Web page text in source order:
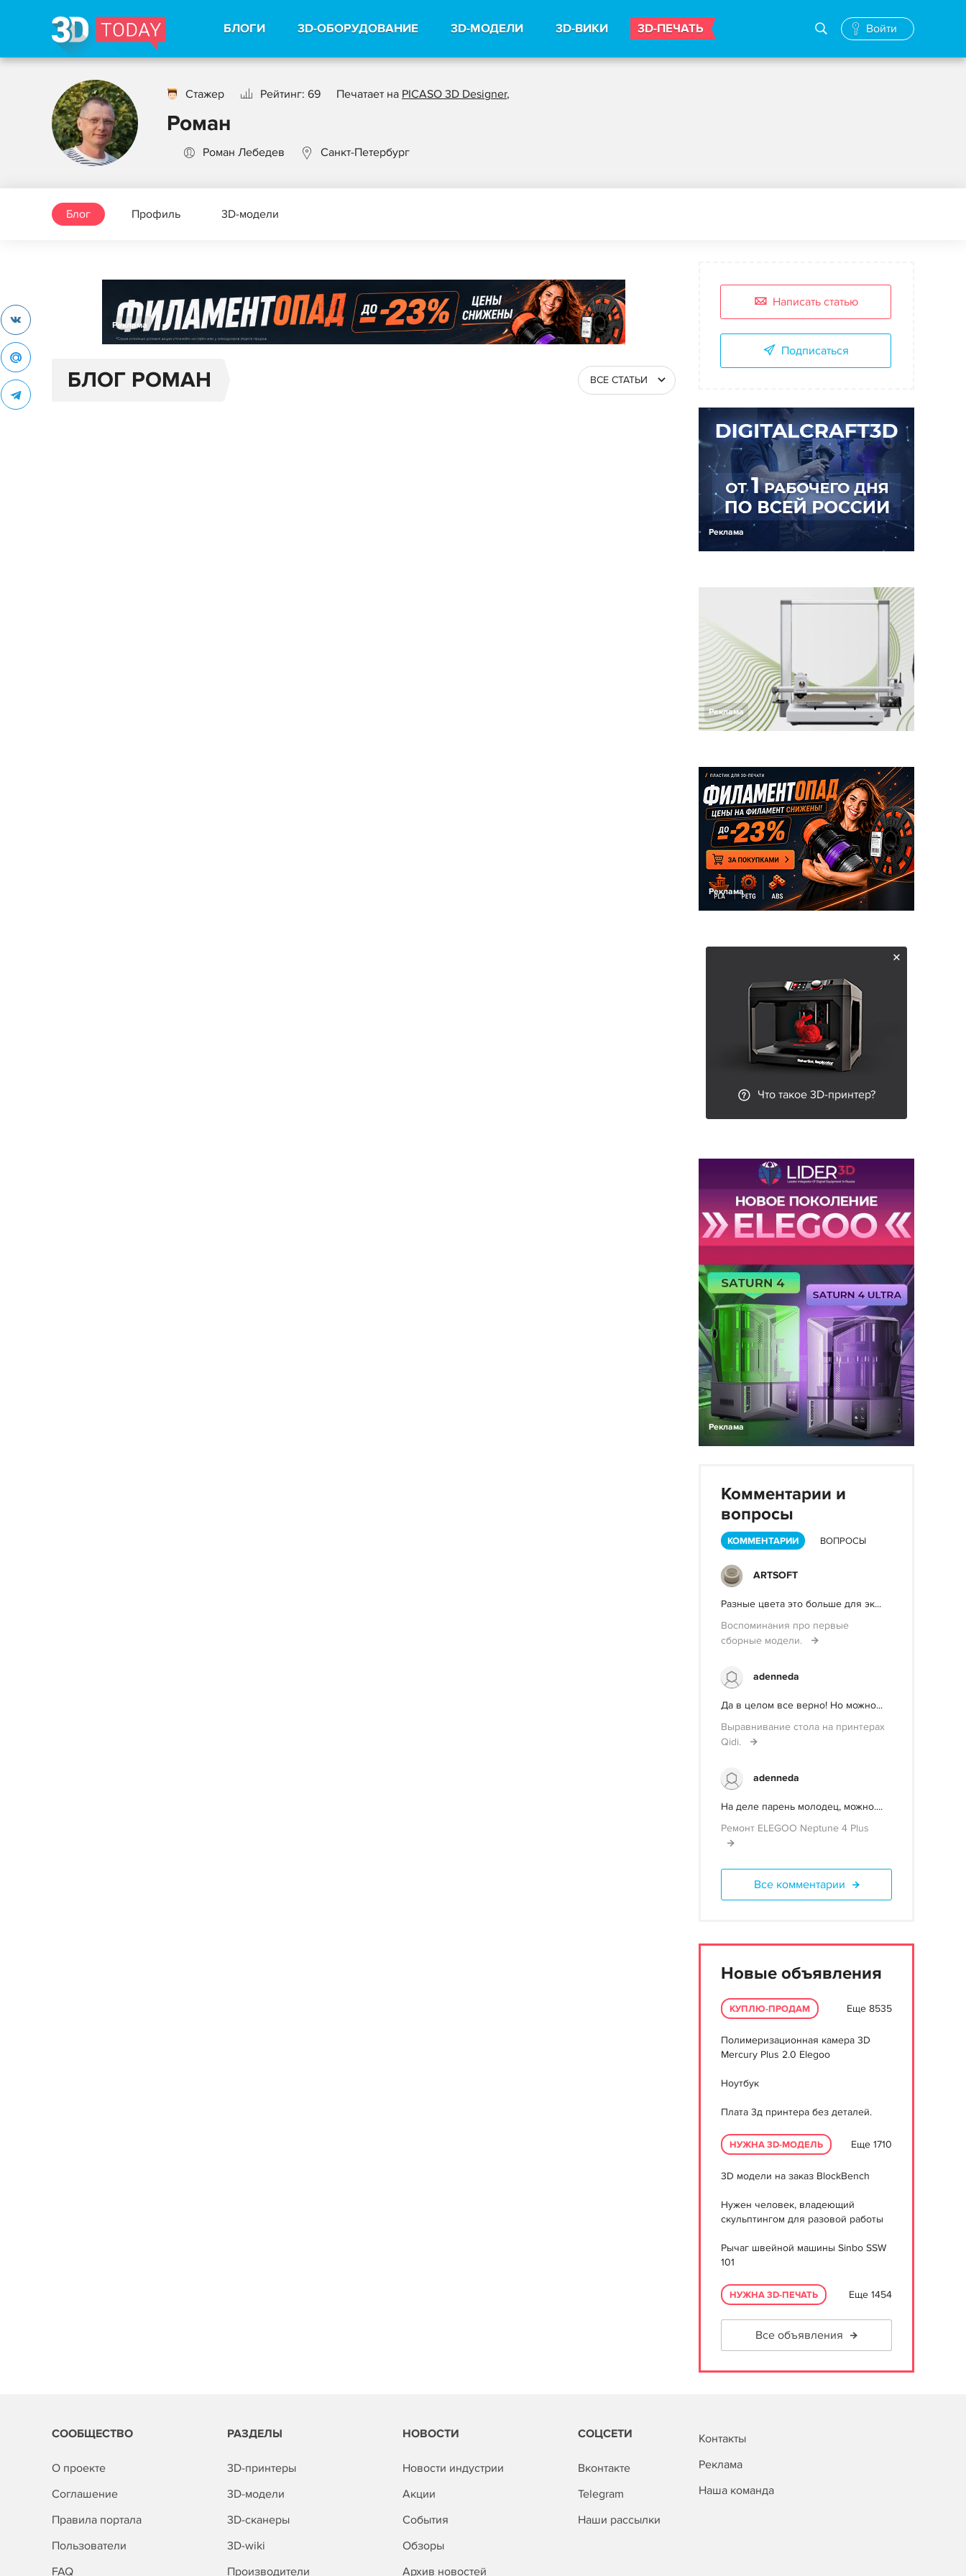
БЛОГИ 3D-ОБОРУДОВАНИЕ 3D-МОДЕЛИ 3D-ВИКИ 3D-ПЕЧАТЬ Войти
Стажер Рейтинг: 69 Печатает на PICASO 3D Designer,
Роман
Роман Лебедев Санкт-Петербург
Блог Профиль 3D-модели
Реклама
БЛОГ РОМАН ВСЕ СТАТЬИ
Написать статью
Подписаться
Реклама
Реклама
Реклама
Что такое 3D-принтер?
Реклама
Комментарии и
вопросы
КОММЕНТАРИИ ВОПРОСЫ
ARTSOFT
Разные цвета это больше для эк...
Воспоминания про первые
сборные модели.
adenneda
Да в целом все верно! Но можно...
Выравнивание стола на принтерах
Qidi.
adenneda
На деле парень молодец, можно....
Ремонт ELEGOO Neptune 4 Plus
Все комментарии
Новые объявления
КУПЛЮ-ПРОДАМ Еще 8535
Полимеризационная камера 3D
Mercury Plus 2.0 Elegoo
Ноутбук
Плата 3д принтера без деталей.
НУЖНА 3D-МОДЕЛЬ Еще 1710
3D модели на заказ BlockBench
Нужен человек, владеющий
скульптингом для разовой работы
Рычаг швейной машины Sinbo SSW
101
НУЖНА 3D-ПЕЧАТЬ Еще 1454
Все объявления
СООБЩЕСТВО
О проекте
Соглашение
Правила портала
Пользователи
FAQ
РАЗДЕЛЫ
3D-принтеры
3D-модели
3D-сканеры
3D-wiki
Производители
НОВОСТИ
Новости индустрии
Акции
События
Обзоры
Архив новостей
СОЦСЕТИ
Вконтакте
Telegram
Наши рассылки
Контакты
Реклама
Наша команда